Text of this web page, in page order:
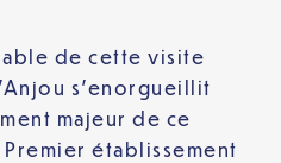
de cette visite
s’enorgueillit
majeur de ce
établissement